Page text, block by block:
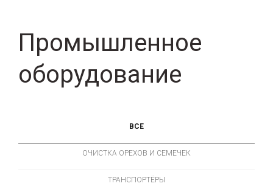
Промышленное
оборудование
ВСE
ОЧИСТКА ОРЕХОВ И СЕМЕЧЕК
ТРАНСПОРТЁРЫ